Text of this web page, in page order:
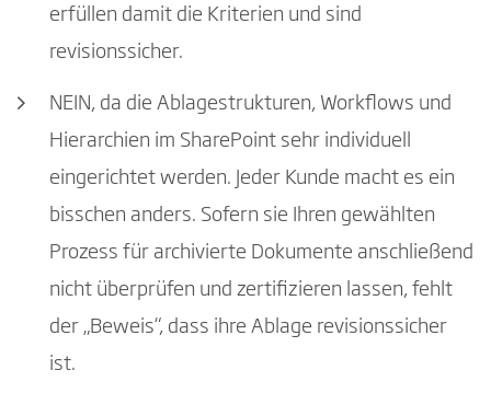
erfüllen damit die Kriterien und sind
revisionssicher.
NEIN, da die Ablagestrukturen, Workflows und
Hierarchien im SharePoint sehr individuell
eingerichtet werden. Jeder Kunde macht es ein
bisschen anders. Sofern sie Ihren gewählten
Prozess für archivierte Dokumente anschließend
nicht überprüfen und zertifizieren lassen, fehlt
der „Beweis“, dass ihre Ablage revisionssicher
ist.